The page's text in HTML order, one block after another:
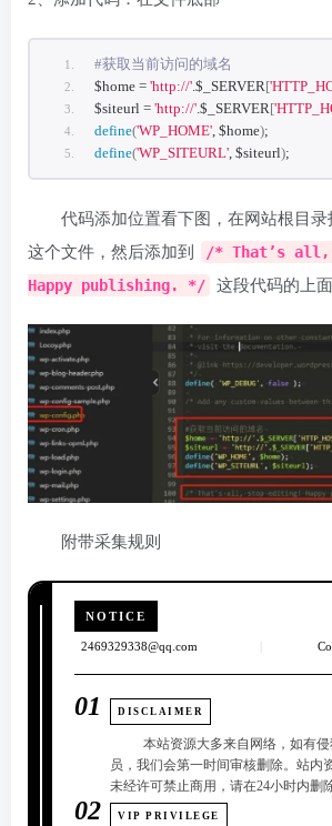
#获取当前访问的域名
$home = 'http://' .$_SERVER[
$siteurl = 'http://' .$_SERVER[
define('WP_HOME' , $home);
define('WP_SITEURL' , $siteurl);
代码添加位置看下图，在网站根目录
这个文件，然后添加到
/* That’s
Happy publishing. */
这段代码的上
附带采集规则
NOTICE
2469329338@qq.com
01 DISCLAIMER
本站资源大多来自网络，如有
员，我们会第一时间审核删除。站内
未经许可禁止商用，请在24小时内删除
02 VIP PRIVILEGE